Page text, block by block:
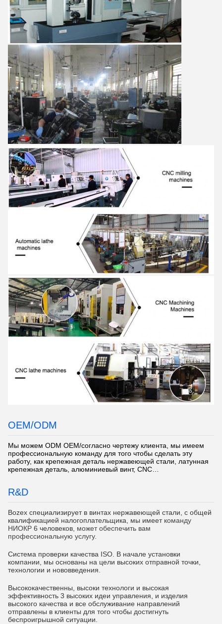
OEM/ODM
Мы можем ODM OEM/согласно чертежу клиента, мы имеем
профессиональную команду для того чтобы сделать эту
работу, как крепежная деталь нержавеющей стали, латунная
крепежная деталь, алюминиевый винт, CNC…
R&D
Bozex специализирует в винтах нержавеющей стали, с общей
квалификацией налогоплательщика, мы имееткоманду
НИОКР 6 человеков , может обеспечить вам
профессиональную услугу.
Система проверки качества ISO. В начале установки
компании, мы основаны на цели высоких отправной точки,
технологии и нововведения.
Высококачественны, высоки технологи и высокая
эффективность 3 высоких идеи управления, и изделия
высокого качества и все обслуживание направлений
отправлены в клиенты для того чтобы достигнуть
беспроигрышной ситуации.